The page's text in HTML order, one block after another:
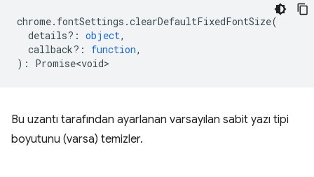
chrome. fontSettings .clearDefaultFixedFontSize(
details? : object,
callback? : function,
) : Promise<void>
Bu uzantı tarafından ayarlanan varsayılan sabit yazı tipi
boyutunu (varsa) temizler.